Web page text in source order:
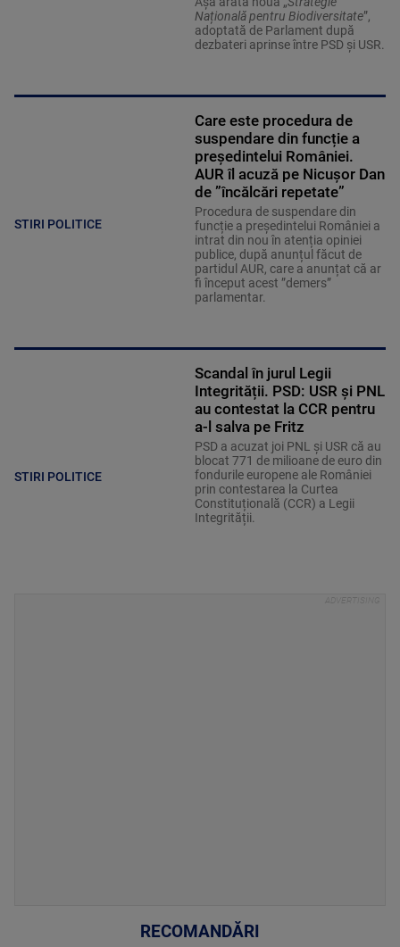
Națională pentru Biodiversitate”,
adoptată de Parlament după
dezbateri aprinse între PSD și USR.
STIRI POLITICE
Care este procedura de
suspendare din funcție a
președintelui României.
AUR îl acuză pe Nicușor Dan
de ”încălcări repetate”
Procedura de suspendare din
funcție a președintelui României a
intrat din nou în atenția opiniei
publice, după anunțul făcut de
partidul AUR, care a anunțat că ar
fi început acest ”demers”
parlamentar.
STIRI POLITICE
Scandal în jurul Legii
Integrității. PSD: USR și PNL
au contestat la CCR pentru
a-l salva pe Fritz
PSD a acuzat joi PNL și USR că au
blocat 771 de milioane de euro din
fondurile europene ale României
prin contestarea la Curtea
Constituțională (CCR) a Legii
Integrității.
RECOMANDĂRI